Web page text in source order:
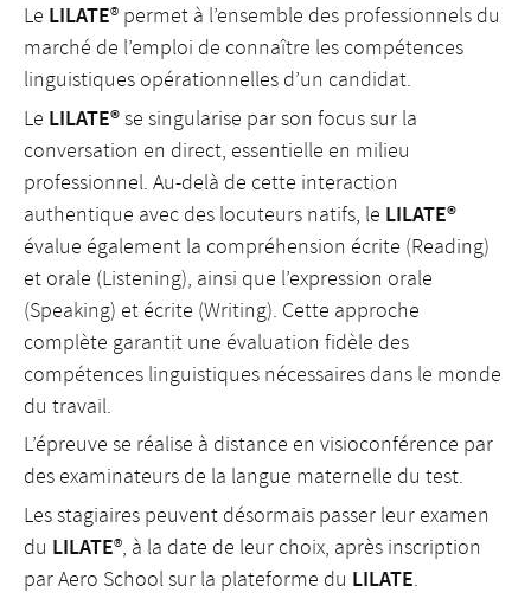
Le LILATE® permet à l’ensemble des professionnels du
marché de l’emploi de connaître les compétences
linguistiques opérationnelles d’un candidat.
Le LILATE®se singularise par son focus sur la
conversation en direct, essentielle en milieu
professionnel. Au-delà de cette interaction
authentique avec des locuteurs natifs, le LILATE®
évalue également la compréhension écrite (Reading)
et orale (Listening), ainsi que l’expression orale
(Speaking) et écrite (Writing). Cette approche
complète garantit une évaluation fidèle des
compétences linguistiques nécessaires dans le monde
du travail.
L’épreuve se réalise à distance en visioconférence par
des examinateurs de la langue maternelle du test.
Les stagiaires peuvent désormais passer leur examen
du LILATE®, à la date de leur choix, après inscription
par Aero School sur la plateforme du LILATE.